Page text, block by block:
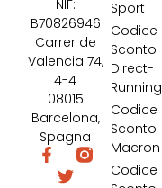
NIF:
B70826946
Carrer de
Valencia 74,
4-4
08015
Barcelona,
Spagna
Sport
Codice
Sconto
Direct-
Running
Codice
Sconto
Macron
Codice